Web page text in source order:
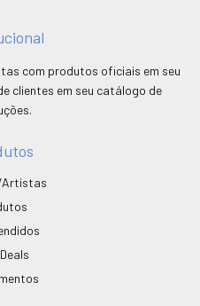
com produtos oficiais em seu
clientes em seu catálogo de
Artistas